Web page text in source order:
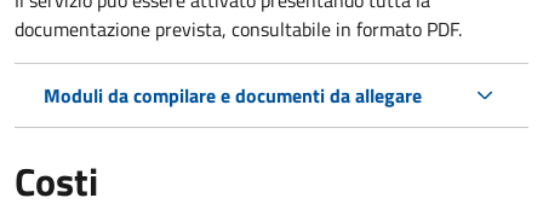
documentazione prevista, consultabile in formato PDF.
Moduli da compilare e documenti da allegare
Costi